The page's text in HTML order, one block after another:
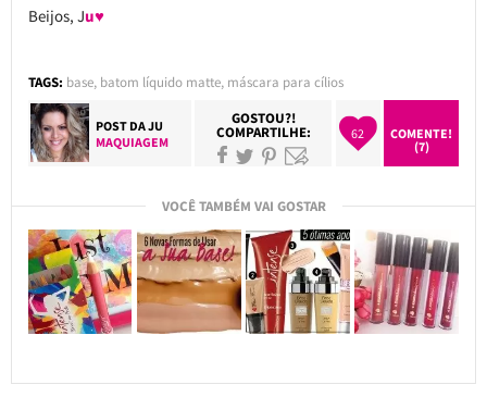
Beijos, Ju♥
TAGS: base, batom líquido matte, máscara para cílios
POST DAJU
MAQUIAGEM
GOSTOU?!
COMPARTILHE: 62
COMENTE!
(7)
VOCÊ TAMBÉM VAI GOSTAR